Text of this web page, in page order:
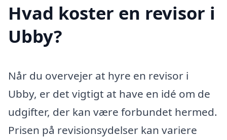
Hvad koster en revisor i
Ubby?
Når du overvejer at hyre en revisor i
Ubby, er det vigtigt at have en idé om de
udgifter, der kan være forbundet hermed.
Prisen på revisionsydelser kan variere